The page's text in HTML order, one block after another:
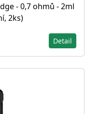
- 0,7 ohmů - 2ml
2ks)
Detail